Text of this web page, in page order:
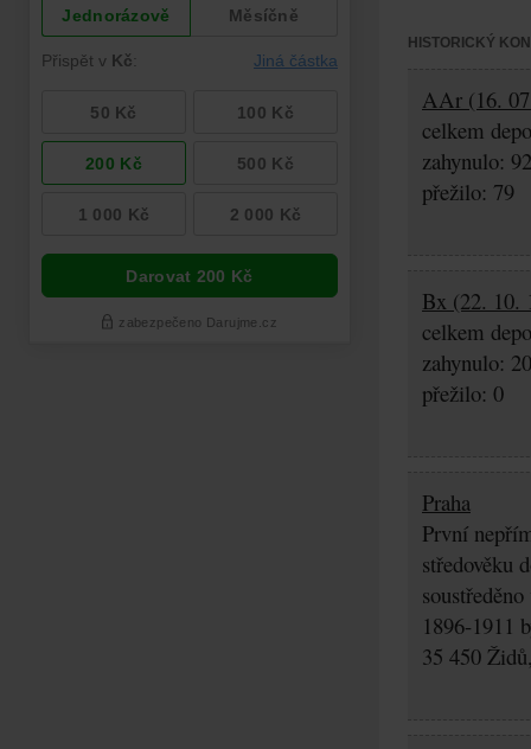
HISTORICKÝ
AAr (16.
celkem
zahynulo:
přežilo: 79
Bx (22. 10.
celkem
zahynulo:
přežilo: 0
Praha
První
středověku
1896-1911
35 450